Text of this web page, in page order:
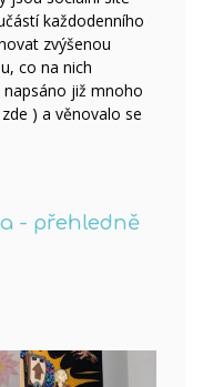
každodenního
zvýšenou
co na nich
již mnoho
) a věnovalo se
- přehledně